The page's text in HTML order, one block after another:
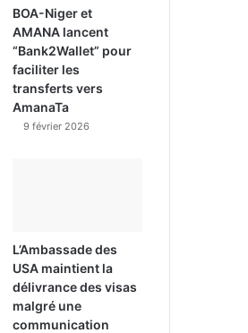
BOA-Niger et
AMANA lancent
“Bank2Wallet” pour
faciliter les
transferts vers
AmanaTa
9 février 2026
L’Ambassade des
USA maintient la
délivrance des visas
malgré une
communication